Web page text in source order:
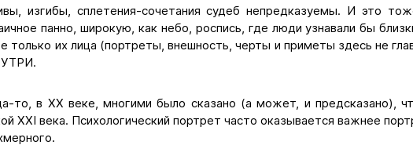
изгибы, сплетения-сочетания судеб непредказуемы. И это
панно, широкую, как небо, роспись, где люди узнавали бы
только их лица (портреты, внешность, черты и приметы здесь не
то, в XX веке, многими было сказано (а может, и предсказано),
XXI века. Психологический портрет часто оказывается важнее